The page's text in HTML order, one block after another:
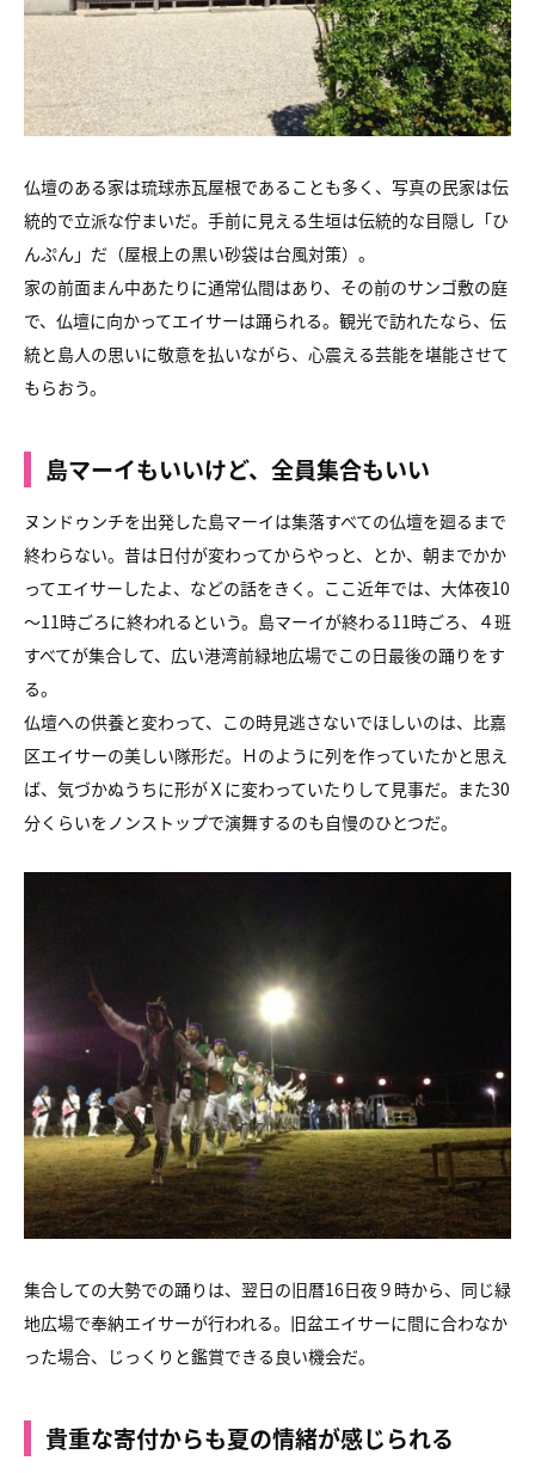
仏壇のある家は琉球赤瓦屋根であることも多く、写真の民家は伝
統的で立派な佇まいだ。手前に見える生垣は伝統的な目隠し「ひ
んぷん」だ（屋根上の黒い砂袋は台風対策）。
家の前面まん中あたりに通常仏間はあり、その前のサンゴ敷の庭
で、仏壇に向かってエイサーは踊られる。観光で訪れたなら、伝
統と島人の思いに敬意を払いながら、心震える芸能を堪能させて
もらおう。
島マーイもいいけど、全員集合もいい
ヌンドゥンチを出発した島マーイは集落すべての仏壇を廻るまで
終わらない。昔は日付が変わってからやっと、とか、朝までかか
ってエイサーしたよ、などの話をきく。ここ近年では、大体夜10
～11時ごろに終われるという。島マーイが終わる11時ごろ、４班
すべてが集合して、広い港湾前緑地広場でこの日最後の踊りをす
る。
仏壇への供養と変わって、この時見逃さないでほしいのは、比嘉
区エイサーの美しい隊形だ。Ｈのように列を作っていたかと思え
ば、気づかぬうちに形がＸに変わっていたりして見事だ。また30
分くらいをノンストップで演舞するのも自慢のひとつだ。
集合しての大勢での踊りは、翌日の旧暦16日夜９時から、同じ緑
地広場で奉納エイサーが行われる。旧盆エイサーに間に合わなか
った場合、じっくりと鑑賞できる良い機会だ。
貴重な寄付からも夏の情緒が感じられる